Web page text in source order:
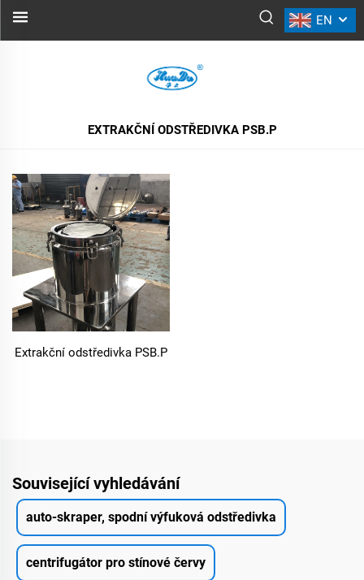
EN
EXTRAKČNÍ ODSTŘEDIVKA PSB.P
EXTRAKČNÍ ODSTŘEDIVKA PSB.P
Extrakční odstředivka PSB.P
Související vyhledávání
auto-skraper, spodní výfuková odstředivka
centrifugátor pro stínové červy